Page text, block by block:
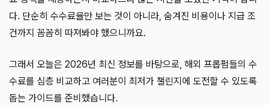
다. 단순히 수수료율만 보는 것이 아니라, 숨겨진 비용이나 지급 조
건까지 꼼꼼히 따져봐야 했으니까요.
그래서 오늘은 2026년 최신 정보를 바탕으로, 해외 프롭펌들의 수
수료를 심층 비교하고 여러분이 최저가 챌린지에 도전할 수 있도록
돕는 가이드를 준비했습니다.